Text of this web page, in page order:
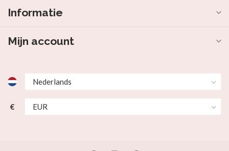
Informatie
Mijn account
€